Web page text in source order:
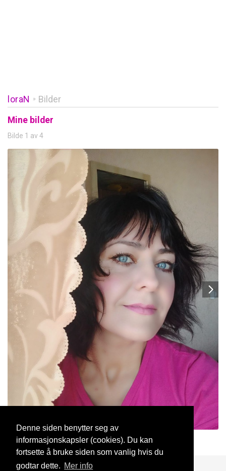
Denne siden benytter seg av
informasjonskapsler (cookies). Du kan
fortsette å bruke siden som vanlig hvis du
godtar dette. Mer info
loraN » Bilder
Mine bilder
Bilde 1 av 4
loraN 17 Des, 2020
Blogg Support Kontakt oss